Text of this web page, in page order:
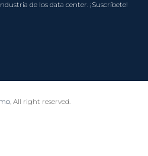
de los data center. ¡Suscríbete!
, All right reserved.